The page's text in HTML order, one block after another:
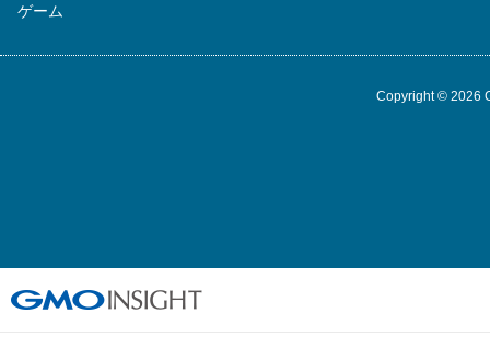
ゲーム
Copyright © 2026